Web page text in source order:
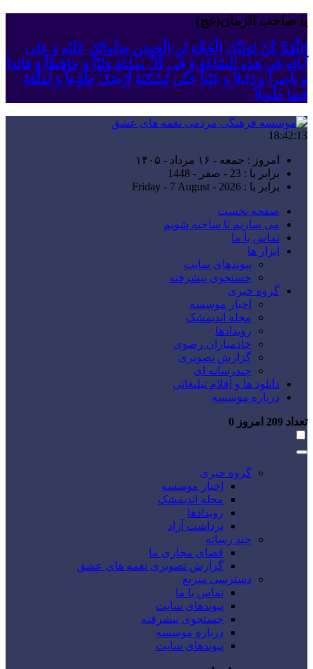
یا صاحب الزمان(عج)
اللّهُمَّ کُنْ لِوَلِیِّکَ الْحُجَّةِ بْنِ الْحَسَنِ صَلَواتُکَ عَلَیْهِ وَ عَلى
آبائِهِ فی هذِهِ السّاعَةِ وَ فی کُلِّ ساعَةٍ وَلِیّاً وَ حافِظاً وَ قائِدا
‏وَ ناصِراً وَ دَلیلاً وَ عَیْناً حَتّى تُسْکِنَهُ أَرْضَک َطَوْعاً وَ تُمَتِّعَهُ
فیها طَویلاً
18:42:13
امروز : جمعه - ۱۶ مرداد - ۱۴۰۵
برابر با : 23 - صفر - 1448
برابر با : Friday - 7 August - 2026
صفحه نخست
می سازیم تا ساخته شویم
تماس با ما
ابزار ها
پیوندهای سایت
جستجوی پیشرفته
گروه خبری
اخبار موسسه
مجله اندیمشک
رویدادها
خادمیاران رضوی
گزارش تصویری
چندرسانه ای
دانلود ها و اقلام تبلیغاتی
درباره موسسه
تعداد امروز 0
گروه خبری
اخبار موسسه
مجله اندیمشک
رویدادها
برداشت آزاد
چند رسانه
فضای مجازی ما
گزارش تصویری نغمه های عشق
دسترسی سریع
تماس با ما
پیوندهای سایت
جستجوی پیشرفته
درباره موسسه
پیوندهای سایت